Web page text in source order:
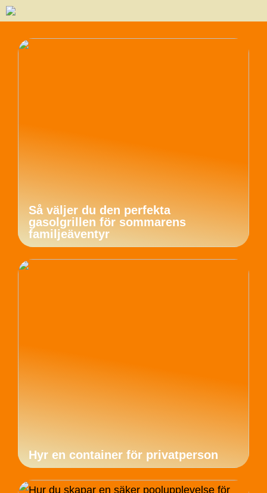
Så väljer du den perfekta
gasolgrillen för sommarens
familjeäventyr
Hyr en container för privatperson